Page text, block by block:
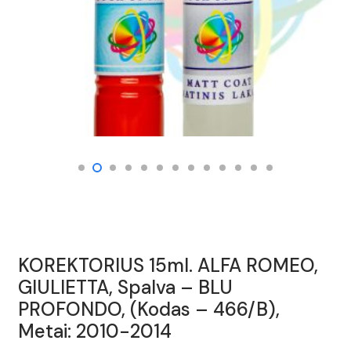
KOREKTORIUS 15ml. ALFA ROMEO,
GIULIETTA, Spalva – BLU
PROFONDO, (Kodas – 466/B),
Metai: 2010-2014